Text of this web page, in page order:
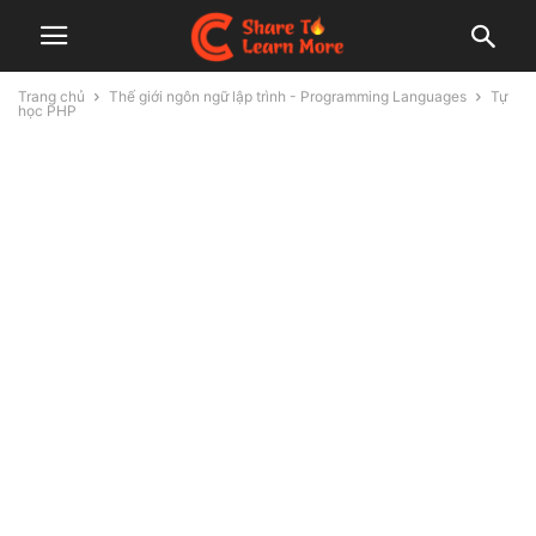
Trang chủ Thế giới ngôn ngữ lập trình - Programming Languages
Tự
học PHP